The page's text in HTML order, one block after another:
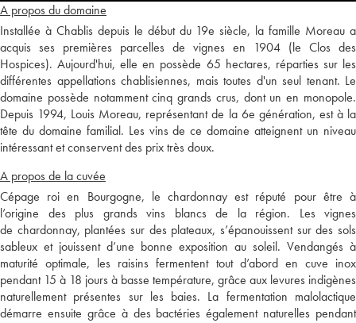
A propos du domaine
Installée à Chablis depuis le début du 19e siècle, la famille Moreau a
acquis ses premières parcelles de vignes en 1904 (le Clos des
Hospices). Aujourd'hui, elle en possède 65 hectares, réparties sur les
différentes appellations chablisiennes, mais toutes d'un seul tenant. Le
domaine possède notamment cinq grands crus, dont un en monopole.
Depuis 1994, Louis Moreau, représentant de la 6e génération, est à la
tête du domaine familial. Les vins de ce domaine atteignent un niveau
intéressant et conservent des prix très doux.
A propos de la cuvée
Cépage roi en Bourgogne, le chardonnay est réputé pour être à
l’origine des plus grands vins blancs de la région. Les vignes
de chardonnay, plantées sur des plateaux, s’épanouissent sur des sols
sableux et jouissent d’une bonne exposition au soleil. Vendangés à
maturité optimale, les raisins fermentent tout d’abord en cuve inox
pendant 15 à 18 jours à basse température, grâce aux levures indigènes
naturellement présentes sur les baies. La fermentation malolactique
démarre ensuite grâce à des bactéries également naturelles pendant